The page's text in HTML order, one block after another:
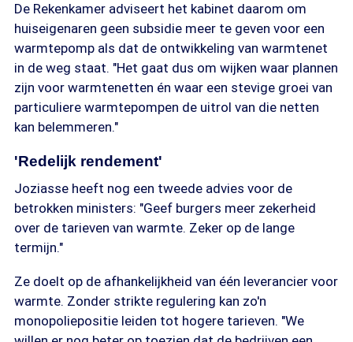
De Rekenkamer adviseert het kabinet daarom om
huiseigenaren geen subsidie meer te geven voor een
warmtepomp als dat de ontwikkeling van warmtenet
in de weg staat. "Het gaat dus om wijken waar plannen
zijn voor warmtenetten én waar een stevige groei van
particuliere warmtepompen de uitrol van die netten
kan belemmeren."
'Redelijk rendement'
Joziasse heeft nog een tweede advies voor de
betrokken ministers: "Geef burgers meer zekerheid
over de tarieven van warmte. Zeker op de lange
termijn."
Ze doelt op de afhankelijkheid van één leverancier voor
warmte. Zonder strikte regulering kan zo'n
monopoliepositie leiden tot hogere tarieven. "We